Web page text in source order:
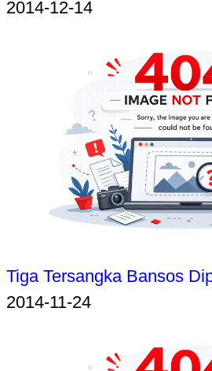
2014-12-14
Tiga Tersangka Bansos
2014-11-24